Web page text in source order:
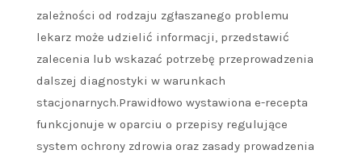
zależności od rodzaju zgłaszanego problemu
lekarz może udzielić informacji, przedstawić
zalecenia lub wskazać potrzebę przeprowadzenia
dalszej diagnostyki w warunkach
stacjonarnych.Prawidłowo wystawiona e-recepta
funkcjonuje w oparciu o przepisy regulujące
system ochrony zdrowia oraz zasady prowadzenia